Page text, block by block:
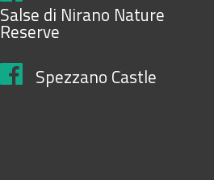
Salse di Nirano Nature
Reserve
Spezzano Castle